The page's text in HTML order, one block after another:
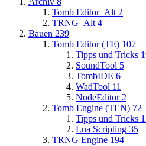
Tomb Editor_Alt 2
TRNG_Alt 4
Bauen 239
Tomb Editor (TE) 107
Tipps und Tricks
SoundTool 5
TombIDE 6
WadTool 11
NodeEditor 2
Tomb Engine (TEN) 72
Tipps und Tricks
Lua Scripting 35
TRNG Engine 194